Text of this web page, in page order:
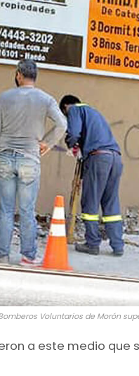
Voluntarios de Morón
a este medio que